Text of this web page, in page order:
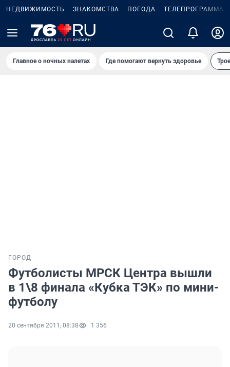
НЕДВИЖИМОСТЬ ЗНАКОМСТВА ПОГОДА ТЕЛЕПРОГРАММА
Главное о ночных налетах Где помогают вернуть здоровье
ГОРОД
Футболисты МРСК Центра вышли
в 1\8 финала «Кубка ТЭК» по мини-
футболу
20 сентября 2011, 08:38 1 356